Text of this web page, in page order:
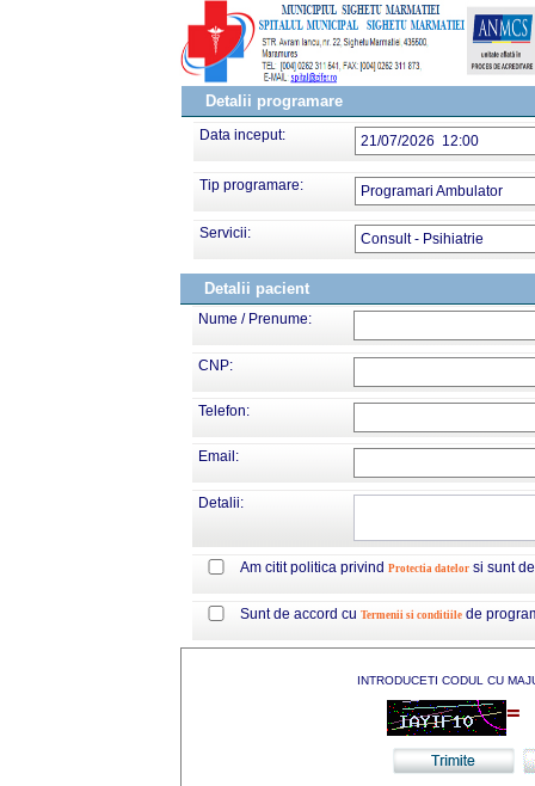
Detalii programare
Data inceput: 21/07/2026 12:00
Tip programare: Programari Ambulator
Servicii: Consult - Psihiatrie
Detalii pacient
Nume / Prenume:
CNP:
Telefon:
Email:
Detalii:
Am citit politica privind Protectia datelor si sunt
Sunt de accord cu Termenii si conditiile de
INTRODUCETI CODUL CU
=